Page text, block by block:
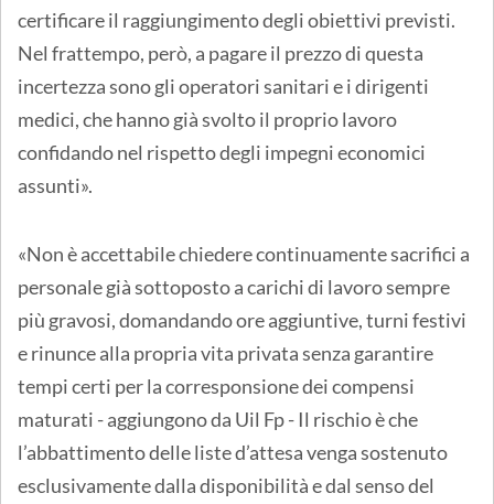
certificare il raggiungimento degli obiettivi previsti.
Nel frattempo, però, a pagare il prezzo di questa
incertezza sono gli operatori sanitari e i dirigenti
medici, che hanno già svolto il proprio lavoro
confidando nel rispetto degli impegni economici
assunti».
«Non è accettabile chiedere continuamente sacrifici a
personale già sottoposto a carichi di lavoro sempre
più gravosi, domandando ore aggiuntive, turni festivi
e rinunce alla propria vita privata senza garantire
tempi certi per la corresponsione dei compensi
maturati - aggiungono da Uil Fp - Il rischio è che
l’abbattimento delle liste d’attesa venga sostenuto
esclusivamente dalla disponibilità e dal senso del